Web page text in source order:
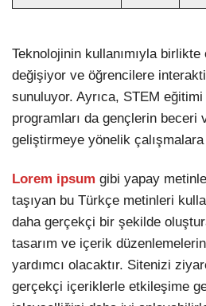
Teknolojinin kullanımıyla
değişiyor ve öğrencilere
sunuluyor. Ayrıca, STEM
programları da gençlerin beceri
geliştirmeye yönelik
Lorem ipsum gibi yapay
taşıyan bu Türkçe metinleri
daha gerçekçi bir şekilde
tasarım ve içerik
yardımcı olacaktır. Sitenizi
gerçekçi içeriklerle etkileşime